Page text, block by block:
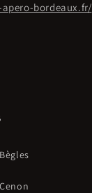
bordeaux.fr/